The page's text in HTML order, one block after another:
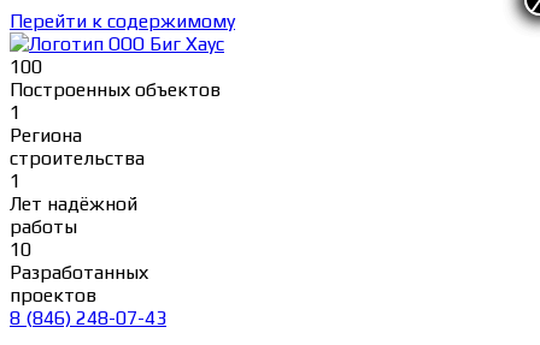
Перейти к содержимому
100
Построенных объектов
1
Региона
строительства
1
Лет надёжной
работы
10
Разработанных
проектов
8 (846) 248-07-43